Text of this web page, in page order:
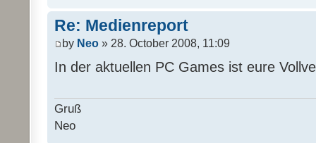
Re: Medienreport
by Neo » 28. October 2008, 11:09
In der aktuellen PC Games ist eure
Gruß
Neo